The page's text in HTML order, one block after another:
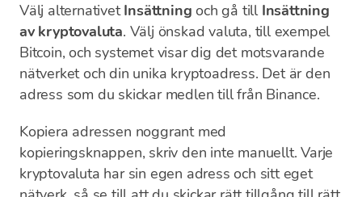
Välj alternativetInsättning och gå till Insättning
av kryptovaluta. Välj önskad valuta, till exempel
Bitcoin, och systemet visar dig det motsvarande
nätverket och din unika kryptoadress. Det är den
adress som du skickar medlen till från Binance.
Kopiera adressen noggrant med
kopieringsknappen, skriv den inte manuellt. Varje
kryptovaluta har sin egen adress och sitt eget